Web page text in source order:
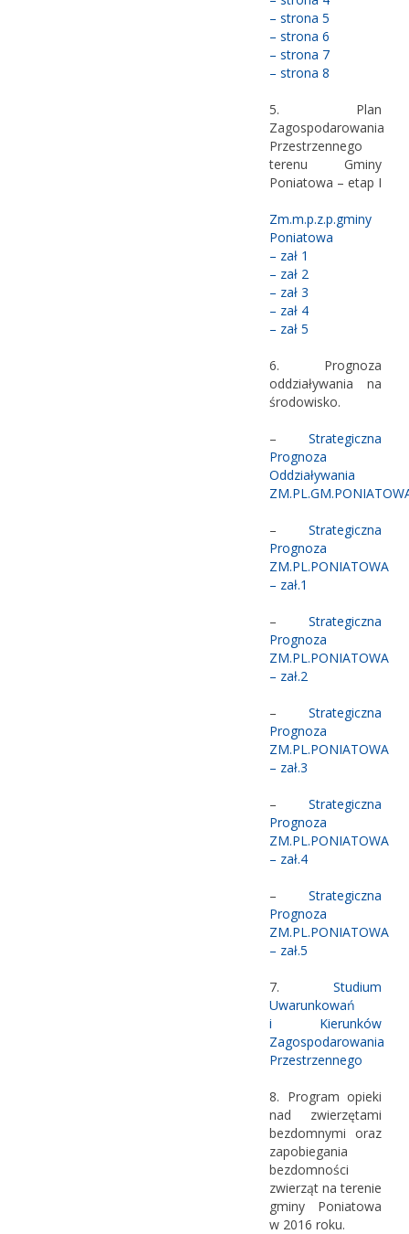
– strona 5
– strona 6
– strona 7
– strona 8
5. Plan
Zagospodarowania
Przestrzennego
terenu Gminy
Poniatowa – etap I
Zm.m.p.z.p.gminy
Poniatowa
– zał 1
– zał 2
– zał 3
– zał 4
– zał 5
6. Prognoza
oddziaływania na
środowisko.
– Strategiczna
Prognoza
Oddziaływania
– Strategiczna
Prognoza
ZM.PL.PONIATOWA
– zał.1
– Strategiczna
Prognoza
ZM.PL.PONIATOWA
– zał.2
– Strategiczna
Prognoza
ZM.PL.PONIATOWA
– zał.3
– Strategiczna
Prognoza
ZM.PL.PONIATOWA
– zał.4
– Strategiczna
Prognoza
ZM.PL.PONIATOWA
– zał.5
7. Studium
Uwarunkowań
i Kierunków
Zagospodarowania
Przestrzennego
8. Program opieki
nad zwierzętami
bezdomnymi oraz
zapobiegania
bezdomności
zwierząt na terenie
gminy Poniatowa
w 2016 roku.